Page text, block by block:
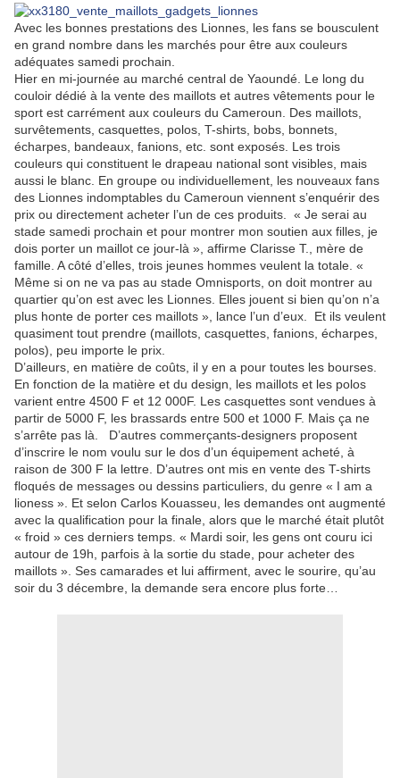
Avec les bonnes prestations des Lionnes, les fans se bousculent
en grand nombre dans les marchés pour être aux couleurs
adéquates samedi prochain.
Hier en mi-journée au marché central de Yaoundé. Le long du
couloir dédié à la vente des maillots et autres vêtements pour le
sport est carrément aux couleurs du Cameroun. Des maillots,
survêtements, casquettes, polos, T-shirts, bobs, bonnets,
écharpes, bandeaux, fanions, etc. sont exposés. Les trois
couleurs qui constituent le drapeau national sont visibles, mais
aussi le blanc. En groupe ou individuellement, les nouveaux fans
des Lionnes indomptables du Cameroun viennent s’enquérir des
prix ou directement acheter l’un de ces produits. « Je serai au
stade samedi prochain et pour montrer mon soutien aux filles, je
dois porter un maillot ce jour-là », affirme Clarisse T., mère de
famille. A côté d’elles, trois jeunes hommes veulent la totale. «
Même si on ne va pas au stade Omnisports, on doit montrer au
quartier qu’on est avec les Lionnes. Elles jouent si bien qu’on n’a
plus honte de porter ces maillots », lance l’un d’eux. Et ils veulent
quasiment tout prendre (maillots, casquettes, fanions, écharpes,
polos), peu importe le prix.
D’ailleurs, en matière de coûts, il y en a pour toutes les bourses.
En fonction de la matière et du design, les maillots et les polos
varient entre 4500 F et 12 000F. Les casquettes sont vendues à
partir de 5000 F, les brassards entre 500 et 1000 F. Mais ça ne
s’arrête pas là. D’autres commerçants-designers proposent
d’inscrire le nom voulu sur le dos d’un équipement acheté, à
raison de 300 F la lettre. D’autres ont mis en vente des T-shirts
floqués de messages ou dessins particuliers, du genre « I am a
lioness ». Et selon Carlos Kouasseu, les demandes ont augmenté
avec la qualification pour la finale, alors que le marché était plutôt
« froid » ces derniers temps. « Mardi soir, les gens ont couru ici
autour de 19h, parfois à la sortie du stade, pour acheter des
maillots ». Ses camarades et lui affirment, avec le sourire, qu’au
soir du 3 décembre, la demande sera encore plus forte…